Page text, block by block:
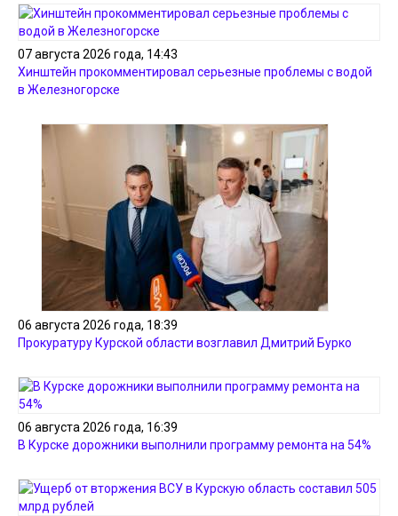
07 августа 2026 года, 14:43
Хинштейн прокомментировал серьезные проблемы с водой
в Железногорске
06 августа 2026 года, 18:39
Прокуратуру Курской области возглавил Дмитрий Бурко
06 августа 2026 года, 16:39
В Курске дорожники выполнили программу ремонта на 54%